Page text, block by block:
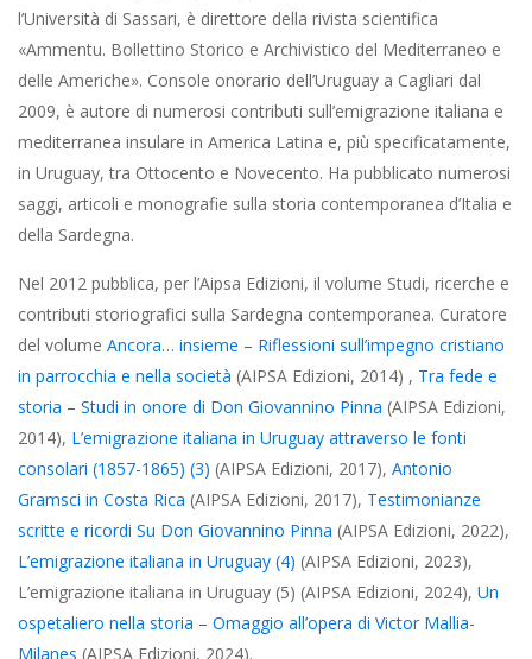
l’Università di Sassari, è direttore della rivista scientifica
«Ammentu. Bollettino Storico e Archivistico del Mediterraneo e
delle Americhe». Console onorario dell’Uruguay a Cagliari dal
2009, è autore di numerosi contributi sull’emigrazione italiana e
mediterranea insulare in America Latina e, più specificatamente,
in Uruguay, tra Ottocento e Novecento. Ha pubblicato numerosi
saggi, articoli e monografie sulla storia contemporanea d’Italia e
della Sardegna.
Nel 2012 pubblica, per l’Aipsa Edizioni, il volume Studi, ricerche e
contributi storiografici sulla Sardegna contemporanea. Curatore
del volume Ancora… insieme – Riflessioni sull’impegno cristiano
in parrocchia e nella società (AIPSA Edizioni, 2014) , Tra fede e
storia – Studi in onore di Don Giovannino Pinna (AIPSA Edizioni,
2014), L’emigrazione italiana in Uruguay attraverso le fonti
consolari (1857-1865) (3) (AIPSA Edizioni, 2017), Antonio
Gramsci in Costa Rica (AIPSA Edizioni, 2017), Testimonianze
scritte e ricordi Su Don Giovannino Pinna (AIPSA Edizioni, 2022),
L’emigrazione italiana in Uruguay (4) (AIPSA Edizioni, 2023),
L’emigrazione italiana in Uruguay (5) (AIPSA Edizioni, 2024), Un
ospetaliero nella storia – Omaggio all’opera di Victor Mallia-
Milanes (AIPSA Edizioni, 2024).